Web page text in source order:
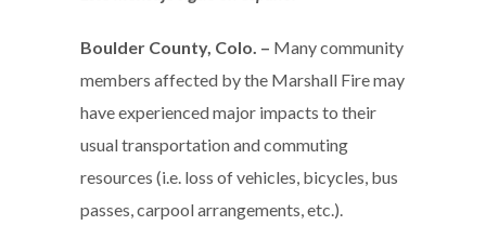
Boulder County, Colo. – Many community
members affected by the Marshall Fire may
have experienced major impacts to their
usual transportation and commuting
resources (i.e. loss of vehicles, bicycles, bus
passes, carpool arrangements, etc.).